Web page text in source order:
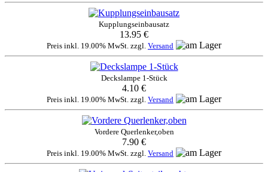
Kupplungseinbausatz
13.95 €
Preis inkl. 19.00% MwSt. zzgl. Versand
Deckslampe 1-Stück
4.10 €
Preis inkl. 19.00% MwSt. zzgl. Versand
Vordere Querlenker,oben
7.90 €
Preis inkl. 19.00% MwSt. zzgl. Versand